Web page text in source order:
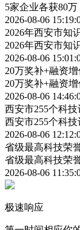
5家企业各获80
2026-08-06
2026年西安市知
2026年西安市知
2026-08-06
20万奖补+融资
20万奖补+融资
2026-08-06
西安市255个科
西安市255个科
2026-08-06
省级最高科技荣
省级最高科技荣
2026-08-06
极速响应